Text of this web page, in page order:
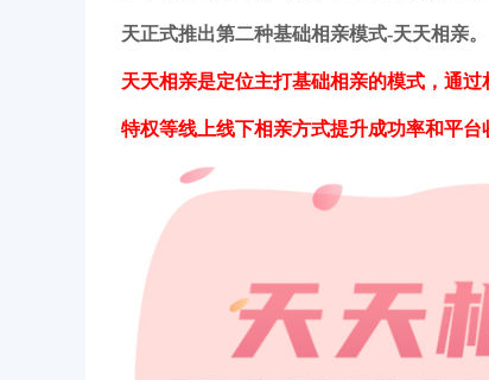
天正式推出第二种基础相亲模式-天天相亲。
天天相亲是定位主打基础相亲的模式，通
特权等线上线下相亲方式提升成功率和平台